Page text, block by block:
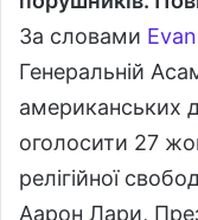
За словами
Генеральній
американських
оголосити 27
релігійної
Аарон Лари,